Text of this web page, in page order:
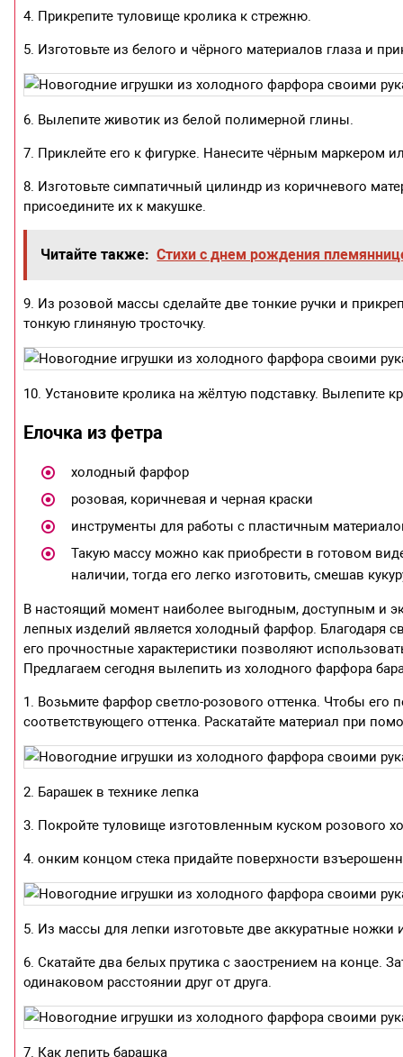
4. Прикрепите туловище кролика к стрежню.
5. Изготовьте из белого и чёрного материалов глаза и
6. Вылепите животик из белой полимерной глины.
7. Приклейте его к фигурке. Нанесите чёрным маркером
8. Изготовьте симпатичный цилиндр из коричневого
присоедините их к макушке.
Читайте также: Стихи с днем рождения
9. Из розовой массы сделайте две тонкие ручки и
тонкую глиняную тросточку.
10. Установите кролика на жёлтую подставку. Вылепите
Елочка из фетра
холодный фарфор
розовая, коричневая и черная краски
инструменты для работы с пластичным
Такую массу можно как приобрести в готовом
наличии, тогда его легко изготовить, смешав
В настоящий момент наиболее выгодным, доступным и
лепных изделий является холодный фарфор. Благодаря
его прочностные характеристики позволяют
Предлагаем сегодня вылепить из холодного фарфора
1. Возьмите фарфор светло-розового оттенка. Чтобы его
соответствующего оттенка. Раскатайте материал при
2. Барашек в технике лепка
3. Покройте туловище изготовленным куском розового
4. онким концом стека придайте поверхности
5. Из массы для лепки изготовьте две аккуратные ножки
6. Скатайте два белых прутика с заострением на конце.
одинаковом расстоянии друг от друга.
7. Как лепить барашка